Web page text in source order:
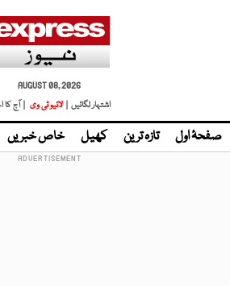
AUGUST 08, 2026
اشتہار لگائیں |
لائیو ٹی وی | آج کا
صفحۂ اول تازہ ترین کھیل خاص خبریں